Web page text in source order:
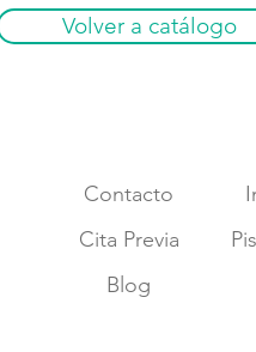
Volver a catálogo
Contacto
Cita Previa
Blog